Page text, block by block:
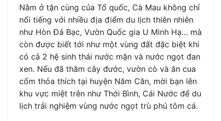
Nằm ở tận cùng của Tổ quốc, Cà Mau không chỉ
nổi tiếng với nhiều địa điểm du lịch thiên nhiên
như Hòn Đá Bạc, Vườn Quốc gia U Minh Hạ… mà
còn được biết tới như một vùng đất đặc biệt khi
có cả 2 hệ sinh thái nước mặn và nước ngọt đan
xen. Nếu đã thăm cây đước, vườn cò và ăn cua
cốm thỏa thích tại huyện Năm Căn, mời bạn lên
khu vực miệt trên như Thới Bình, Cái Nước để du
lịch trải nghiệm vùng nước ngọt trù phú tôm cá.